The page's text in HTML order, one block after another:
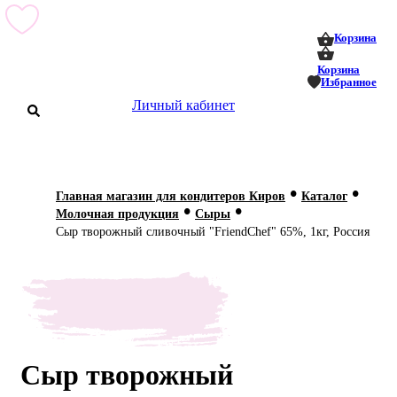
Корзина
Корзина
Избранное
Личный кабинет
О нас
Главная магазин для кондитеров Киров • Каталог •
Молочная продукция • Сыры •
Сыр творожный сливочный "FriendChef" 65%, 1кг, Россия
Сыр творожный